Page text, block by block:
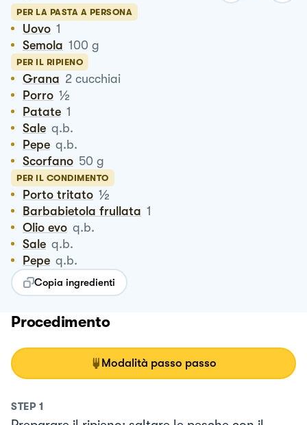
PER LA PASTA A PERSONA
Uovo 1
Semola 100 g
PER IL RIPIENO
Grana 2 cucchiai
Porro ½
Patate 1
Sale q.b.
Pepe q.b.
Scorfano 50 g
PER IL CONDIMENTO
Porto tritato ½
Barbabietola frullata 1
Olio evo q.b.
Sale q.b.
Pepe q.b.
Copia ingredienti
Procedimento
Modalità passo passo
STEP 1